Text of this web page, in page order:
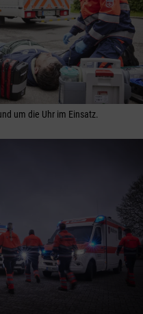
um die Uhr im Einsatz.